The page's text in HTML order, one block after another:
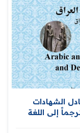
الشهادات
إلى اللغة